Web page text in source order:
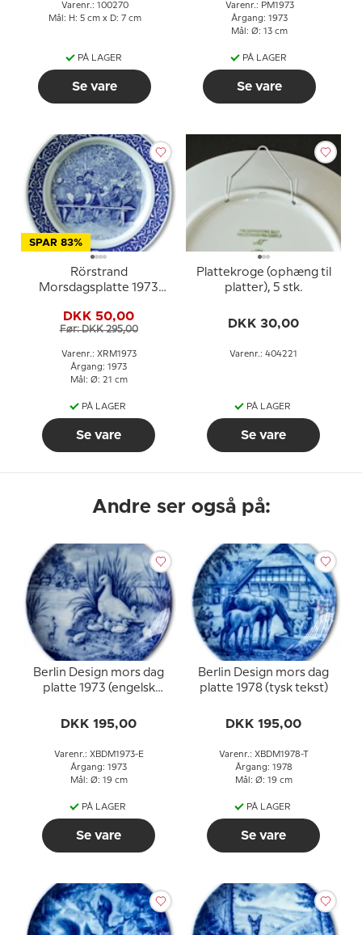
Varenr.: 100270
Mål: H: 5 cm x D: 7 cm
PÅ LAGER
Se vare
Varenr.: PM1973
Årgang: 1973
Mål: Ø: 13 cm
PÅ LAGER
Se vare
SPAR 83%
Rörstrand
Morsdagsplatte 1973
DKK 50,00
Før: DKK 295,00
Varenr.: XRM1973
Årgang: 1973
Mål: Ø: 21 cm
PÅ LAGER
Se vare
Plattekroge (ophæng til
platter), 5 stk.
DKK 30,00
Varenr.: 404221
PÅ LAGER
Se vare
Andre ser også på:
Berlin Design mors dag
platte 1973 (engelsk
DKK 195,00
Varenr.: XBDM1973-E
Årgang: 1973
Mål: Ø: 19 cm
PÅ LAGER
Se vare
Berlin Design mors dag
platte 1978 (tysk tekst)
DKK 195,00
Varenr.: XBDM1978-T
Årgang: 1978
Mål: Ø: 19 cm
PÅ LAGER
Se vare